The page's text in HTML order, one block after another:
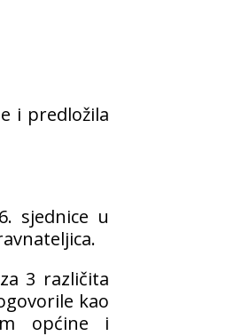
i predložila
sjednice u
3 različita
kao
općine i